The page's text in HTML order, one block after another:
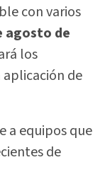
con varios
agosto de
los
de
a equipos que
de